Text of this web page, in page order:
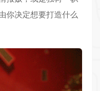
你决定想要打造什么